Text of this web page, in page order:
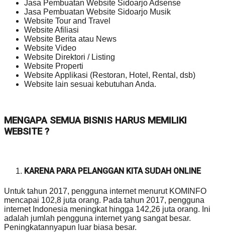
Jasa Pembuatan Website Sidoarjo Adsense
Jasa Pembuatan Website Sidoarjo Musik
Website Tour and Travel
Website Afiliasi
Website Berita atau News
Website Video
Website Direktori / Listing
Website Properti
Website Applikasi (Restoran, Hotel, Rental, dsb)
Website lain sesuai kebutuhan Anda.
MENGAPA SEMUA BISNIS HARUS MEMILIKI
WEBSITE ?
KARENA PARA PELANGGAN KITA SUDAH ONLINE
Untuk tahun 2017, pengguna internet menurut KOMINFO
mencapai 102,8 juta orang. Pada tahun 2017, pengguna
internet Indonesia meningkat hingga 142,26 juta orang. Ini
adalah jumlah pengguna internet yang sangat besar.
Peningkatannyapun luar biasa besar.